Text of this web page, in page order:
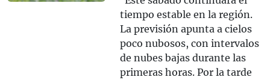
tiempo estable en la región.
La previsión apunta a cielos
poco nubosos, con intervalos
de nubes bajas durante las
primeras horas. Por la tarde